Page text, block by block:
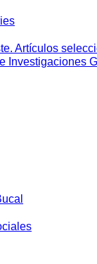
Artículos
Investigaciones